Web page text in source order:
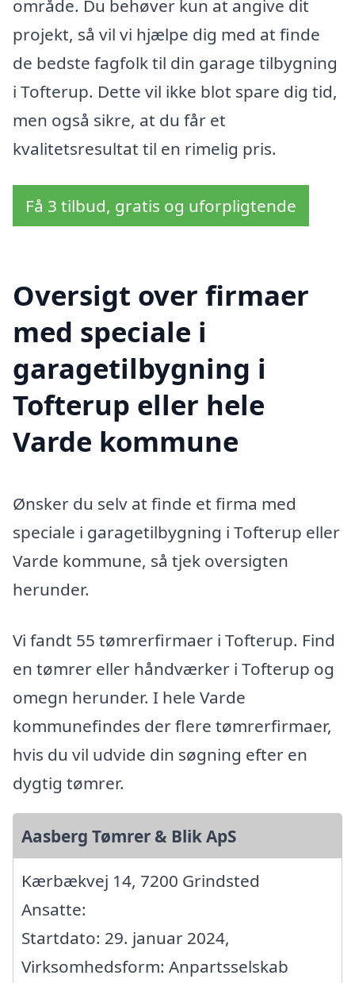
område. Du behøver kun at angive dit
projekt, så vil vi hjælpe dig med at finde
de bedste fagfolk til din garage tilbygning
i Tofterup. Dette vil ikke blot spare dig tid,
men også sikre, at du får et
kvalitetsresultat til en rimelig pris.
Få 3 tilbud, gratis og uforpligtende
Oversigt over firmaer
med speciale i
garagetilbygning i
Tofterup eller hele
Varde kommune
Ønsker du selv at finde et firma med
speciale i garagetilbygning i Tofterup eller
Varde kommune, så tjek oversigten
herunder.
Vi fandt 55 tømrerfirmaer i Tofterup. Find
en tømrer eller håndværker i Tofterup og
omegn herunder. I hele Varde
kommunefindes der flere tømrerfirmaer,
hvis du vil udvide din søgning efter en
dygtig tømrer.
Aasberg Tømrer & Blik ApS
Kærbækvej 14, 7200 Grindsted
Ansatte:
Startdato: 29. januar 2024,
Virksomhedsform: Anpartsselskab